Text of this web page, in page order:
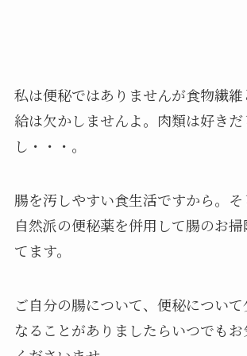
私は便秘ではありませんが食物繊
給は欠かしませんよ。肉類は好き
し・・・。
腸を汚しやすい食生活ですから。
自然派の便秘薬を併用して腸のお
てます。
ご自分の腸について、便秘につい
なることがありましたらいつでも